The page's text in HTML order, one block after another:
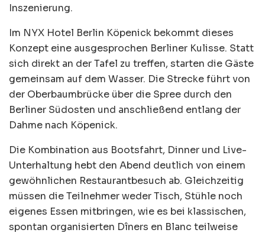
Inszenierung.
Im NYX Hotel Berlin Köpenick bekommt dieses
Konzept eine ausgesprochen Berliner Kulisse. Statt
sich direkt an der Tafel zu treffen, starten die Gäste
gemeinsam auf dem Wasser. Die Strecke führt von
der Oberbaumbrücke über die Spree durch den
Berliner Südosten und anschließend entlang der
Dahme nach Köpenick.
Die Kombination aus Bootsfahrt, Dinner und Live-
Unterhaltung hebt den Abend deutlich von einem
gewöhnlichen Restaurantbesuch ab. Gleichzeitig
müssen die Teilnehmer weder Tisch, Stühle noch
eigenes Essen mitbringen, wie es bei klassischen,
spontan organisierten Dîners en Blanc teilweise